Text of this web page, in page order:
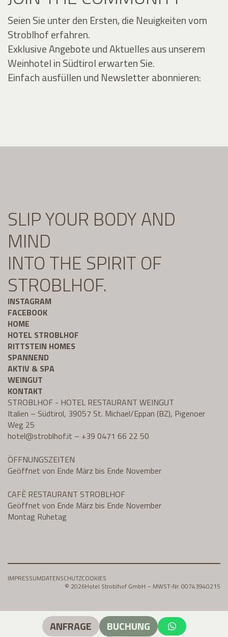
Seien Sie unter den Ersten, die Neuigkeiten vom
Stroblhof erfahren.
Exklusive Angebote und Aktuelles aus unserem
Weinhotel in Südtirol erwarten Sie.
Einfach ausfüllen und Newsletter abonnieren:
SLIP YOUR BODY AND
MIND
INTO THE SPIRIT OF
STROBLHOF.
INSTAGRAM
FACEBOOK
HOME
HOTEL STROBLHOF
RITTSTEIN HOMES
SPANNEND
AKTIV & SPA
WEINGUT
KONTAKT
STROBLHOF - HOTEL RESTAURANT WEINGUT
Italien – Südtirol, 39057 St. Michael/Eppan (BZ), Pigenoer
Weg 25
hotel@stroblhof.it – +39 0471 66 22 50
ÖFFNUNGSZEITEN
Geöffnet von Ende März bis Ende November
CAFÈ RESTAURANT STROBLHOF
Geöffnet von Ende März bis Ende November
Montag Ruhetag
IMPRESSUMDATENSCHUTZCOOKIES
© 2026Hotel Stroblhof GmbH – MWST-Nr. 00743940215
ANFRAGE BUCHUNG